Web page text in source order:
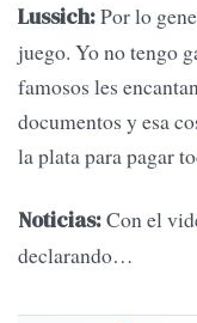
Lussich:Por lo
juego. Yo no tengo
famosos les
documentos y esa
la plata para pagar
Noticias:Con el
declarando…